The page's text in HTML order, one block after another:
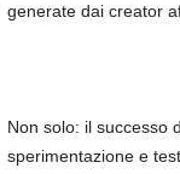
generate dai creator
Non solo: il successo
sperimentazione e